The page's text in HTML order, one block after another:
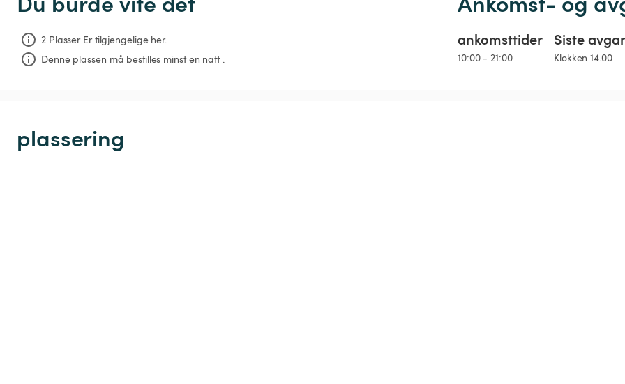
2 Plasser Er tilgjengelige her.
Denne plassen må bestilles minst en natt .
ankomsttider
10:00 - 21:00
Siste
Klokken 14.00
plassering